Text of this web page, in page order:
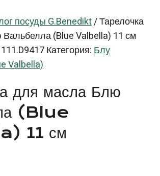
посуды G.Benedikt/Тарелочка
(Blue Valbella) 11 см
Категория:Блу
Valbella)
для масла Блю
(Blue
11 см